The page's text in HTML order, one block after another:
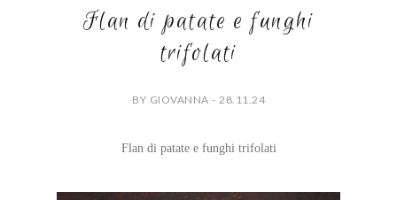
Flan di patate e funghi
trifolati
BY GIOVANNA - 28.11.24
Flan di patate e funghi trifolati